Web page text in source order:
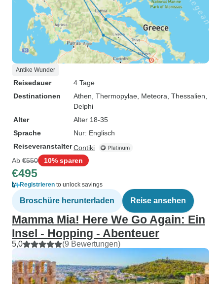
Antike Wunder
Reisedauer
4 Tage
Destinationen
Athen , Thermopylae , Meteora, Thessalien
Delphi
Alter
Alter 18-35
Sprache
Nur: Englisch
ReiseveranstalterContiki
Ab €550 10% sparen
€495
Registrieren to unlock savings
Broschüre herunterladen Reise ansehen
Mamma Mia! Here We Go Again: Ein
Insel - Hopping - Abenteuer
5,0 (9 Bewertungen)